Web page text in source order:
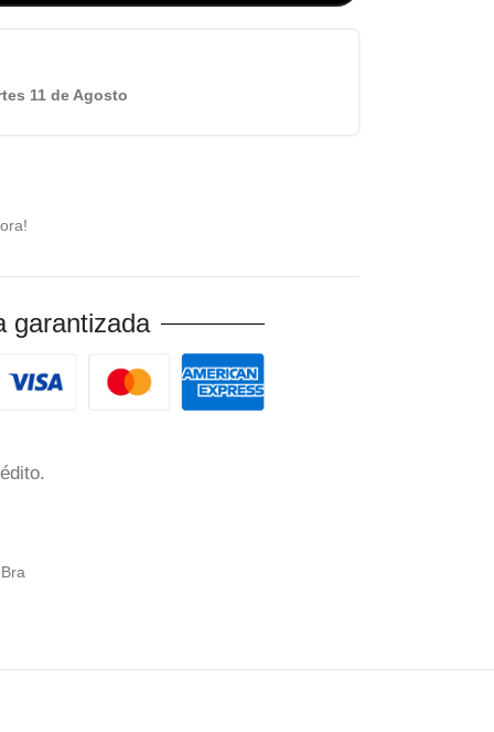
11 de Agosto
garantizada